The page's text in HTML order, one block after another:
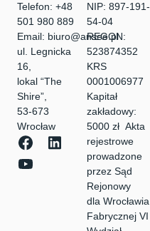
Telefon: +48
501 980 889
Email: biuro@ansee.pl
ul. Legnicka
16,
lokal “The
Shire”,
53-673
Wrocław
NIP: 897-191-
54-04
REGON:
523874352
KRS
0001006977
Kapitał
zakładowy:
5000 zł Akta
rejestrowe
prowadzone
przez Sąd
Rejonowy
dla Wrocławia
Fabrycznej VI